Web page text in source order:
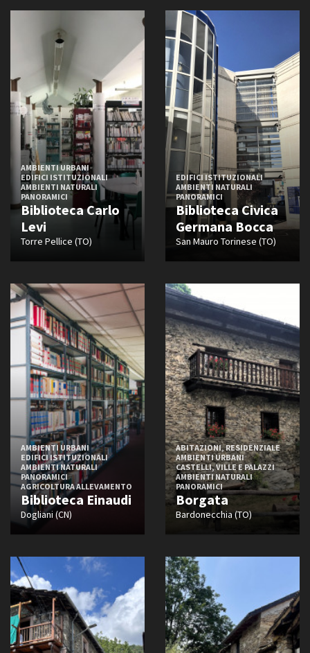
AMBIENTI URBANI
EDIFICI ISTITUZIONALI
AMBIENTI NATURALI
PANORAMICI
Biblioteca Carlo
Levi
Torre Pellice (TO)
EDIFICI ISTITUZIONALI
AMBIENTI NATURALI
PANORAMICI
Biblioteca Civica
Germana Bocca
San Mauro Torinese (TO)
AMBIENTI URBANI
EDIFICI ISTITUZIONALI
AMBIENTI NATURALI
PANORAMICI
AGRICOLTURA ALLEVAMENTO
Biblioteca Einaudi
Dogliani (CN)
ABITAZIONI, RESIDENZIALE
AMBIENTI URBANI
CASTELLI, VILLE E PALAZZI
AMBIENTI NATURALI
PANORAMICI
Borgata
Bardonecchia (TO)